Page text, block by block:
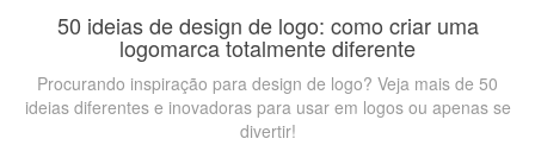
50 ideias de design de logo: como criar uma
logomarca totalmente diferente
Procurando inspiração para design de logo? Veja mais de 50
ideias diferentes e inovadoras para usar em logos ou apenas se
divertir!